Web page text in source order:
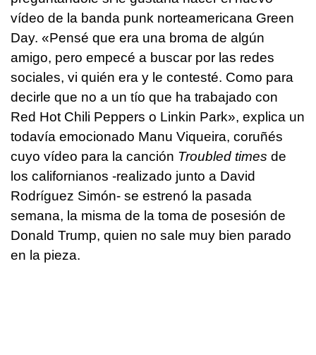
vídeo de la banda punk norteamericana Green
Day. «Pensé que era una broma de algún
amigo, pero empecé a buscar por las redes
sociales, vi quién era y le contesté. Como para
decirle que no a un tío que ha trabajado con
Red Hot Chili Peppers o Linkin Park», explica un
todavía emocionado Manu Viqueira, coruñés
cuyo vídeo para la canción Troubled times de
los californianos -realizado junto a David
Rodríguez Simón- se estrenó la pasada
semana, la misma de la toma de posesión de
Donald Trump, quien no sale muy bien parado
en la pieza.